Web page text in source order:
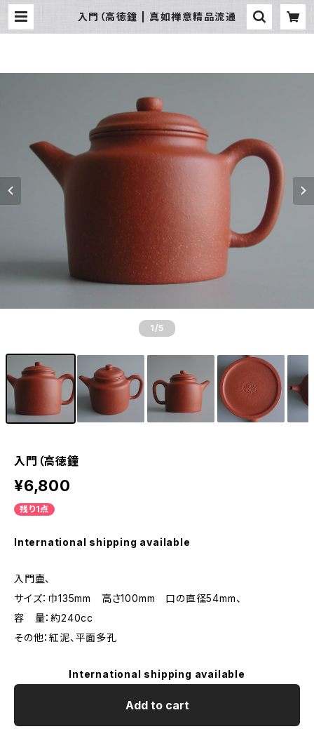
入門（高徳鐘 | 真如禅意精品流通
1 /5
入門（高徳鐘
¥6,800
残り1点
International shipping available
入門壷、
サイズ：巾135mm 高さ100mm 口の直径54mm、
容 量：約240cc
その他：紅泥、平面多孔
International shipping available
Add to cart